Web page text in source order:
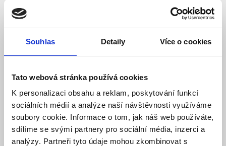
Souhlas Detaily Více o cookies
Tato webová stránka používá cookies
K personalizaci obsahu a reklam, poskytování funkcí
sociálních médií a analýze naší návštěvnosti využíváme
soubory cookie. Informace o tom, jak náš web používáte,
sdílíme se svými partnery pro sociální média, inzerci a
analýzy. Partneři tyto údaje mohou zkombinovat s
FX1-40 3x1.5 mm2 - Pohyblivý přívod-spojka
40m
Dostupnost:
1 156 Kč
1 753 Kč